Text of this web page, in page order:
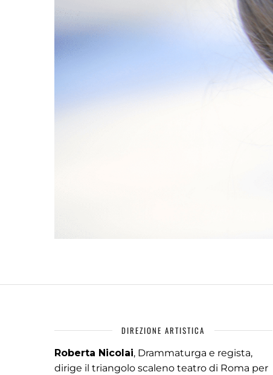
DIREZIONE ARTISTICA
Roberta Nicolai, Drammaturga e regista,
dirige il triangolo scaleno teatro di Roma per